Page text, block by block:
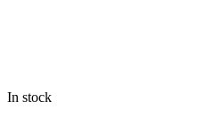
In stock